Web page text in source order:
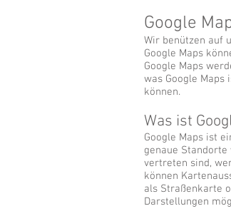
Google
Wir benützen auf
Google Maps
Google Maps
was Google
können.
Was ist
Google Maps ist
genaue
vertreten sind,
können
als Straßenkarte
Darstellungen